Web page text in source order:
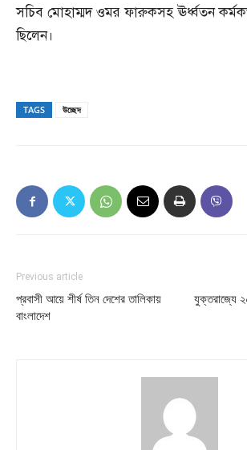
সচিব মোহাম্মদ ওমর ফারুকসহ ঊর্ধ্বতন
ছিলেন।
TAGS উচ্ছেদ
Previous article
প্রবাসী আয়ে শীর্ষ তিন দেশের তালিকায়
বাংলাদেশ
যুক্তরাজ্যে